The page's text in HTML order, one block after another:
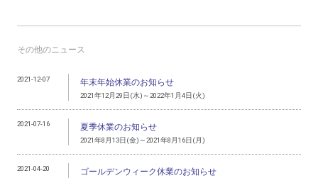
その他のニュース
2021-12-07 年末年始休業のお知らせ
2021年12月29日(水)～2022年1月4日(火)
2021-07-16 夏季休業のお知らせ
2021年8月13日(金)～2021年8月16日(月)
2021-04-20 ゴールデンウィーク休業のお知らせ